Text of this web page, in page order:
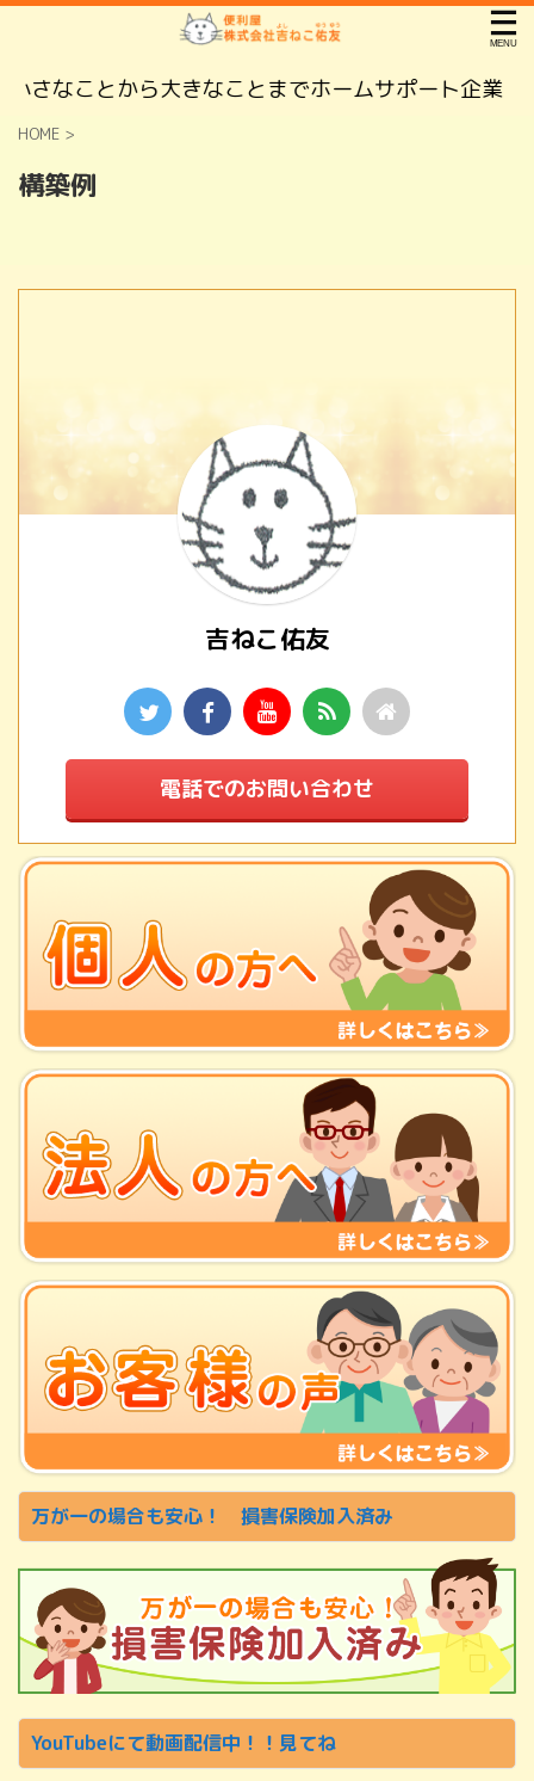
さなことから大きなことまでホームサポート企業 株
HOME >
構築例
吉ねこ佑友
電話でのお問い合わせ
万が一の場合も安心！ 損害保険加入済み
YouTubeにて動画配信中！！見てね